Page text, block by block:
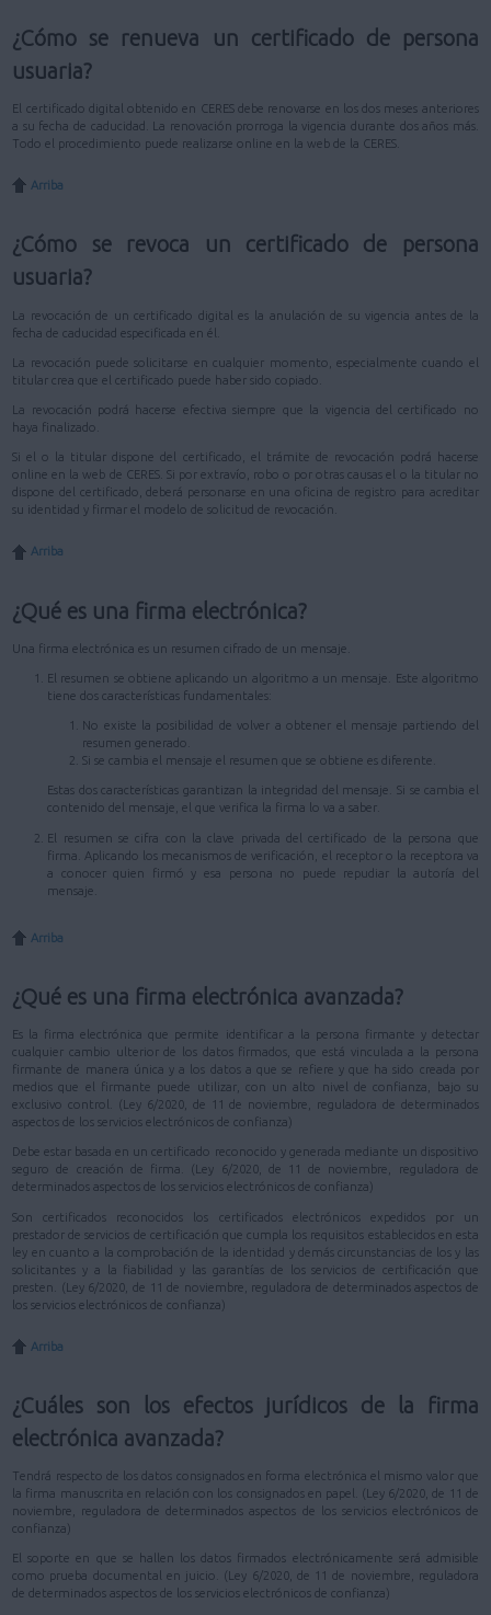
¿Cómo se renueva un certificado de persona
usuaria?
El certificado digital obtenido en CERES debe renovarse en los dos meses anteriores
a su fecha de caducidad. La renovación prorroga la vigencia durante dos años más.
Todo el procedimiento puede realizarse online en la web de la CERES.
Arriba
¿Cómo se revoca un certificado de persona
usuaria?
La revocación de un certificado digital es la anulación de su vigencia antes de la
fecha de caducidad especificada en él.
La revocación puede solicitarse en cualquier momento, especialmente cuando el
titular crea que el certificado puede haber sido copiado.
La revocación podrá hacerse efectiva siempre que la vigencia del certificado no
haya finalizado.
Si el o la titular dispone del certificado, el trámite de revocación podrá hacerse
online en la web de CERES. Si por extravío, robo o por otras causas el o la titular no
dispone del certificado, deberá personarse en una oficina de registro para acreditar
su identidad y firmar el modelo de solicitud de revocación.
Arriba
¿Qué es una firma electrónica?
Una firma electrónica es un resumen cifrado de un mensaje.
El resumen se obtiene aplicando un algoritmo a un mensaje. Este algoritmo
tiene dos características fundamentales:
No existe la posibilidad de volver a obtener el mensaje partiendo del
resumen generado.
Si se cambia el mensaje el resumen que se obtiene es diferente.
Estas dos características garantizan la integridad del mensaje. Si se cambia el
contenido del mensaje, el que verifica la firma lo va a saber.
El resumen se cifra con la clave privada del certificado de la persona que
firma. Aplicando los mecanismos de verificación, el receptor o la receptora va
a conocer quien firmó y esa persona no puede repudiar la autoría del
mensaje.
Arriba
¿Qué es una firma electrónica avanzada?
Es la firma electrónica que permite identificar a la persona firmante y detectar
cualquier cambio ulterior de los datos firmados, que está vinculada a la persona
firmante de manera única y a los datos a que se refiere y que ha sido creada por
medios que el firmante puede utilizar, con un alto nivel de confianza, bajo su
exclusivo control. (Ley 6/2020, de 11 de noviembre, reguladora de determinados
aspectos de los servicios electrónicos de confianza)
Debe estar basada en un certificado reconocido y generada mediante un dispositivo
seguro de creación de firma. (Ley 6/2020, de 11 de noviembre, reguladora de
determinados aspectos de los servicios electrónicos de confianza)
Son certificados reconocidos los certificados electrónicos expedidos por un
prestador de servicios de certificación que cumpla los requisitos establecidos en esta
ley en cuanto a la comprobación de la identidad y demás circunstancias de los y las
solicitantes y a la fiabilidad y las garantías de los servicios de certificación que
presten. (Ley 6/2020, de 11 de noviembre, reguladora de determinados aspectos de
los servicios electrónicos de confianza)
Arriba
¿Cuáles son los efectos jurídicos de la firma
electrónica avanzada?
Tendrá respecto de los datos consignados en forma electrónica el mismo valor que
la firma manuscrita en relación con los consignados en papel. (Ley 6/2020, de 11 de
noviembre, reguladora de determinados aspectos de los servicios electrónicos de
confianza)
El soporte en que se hallen los datos firmados electrónicamente será admisible
como prueba documental en juicio. (Ley 6/2020, de 11 de noviembre, reguladora
de determinados aspectos de los servicios electrónicos de confianza)